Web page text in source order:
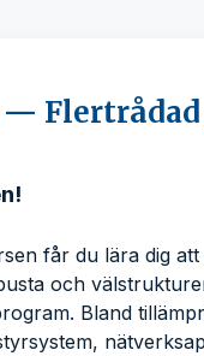
—
får du lära dig att
och
Bland